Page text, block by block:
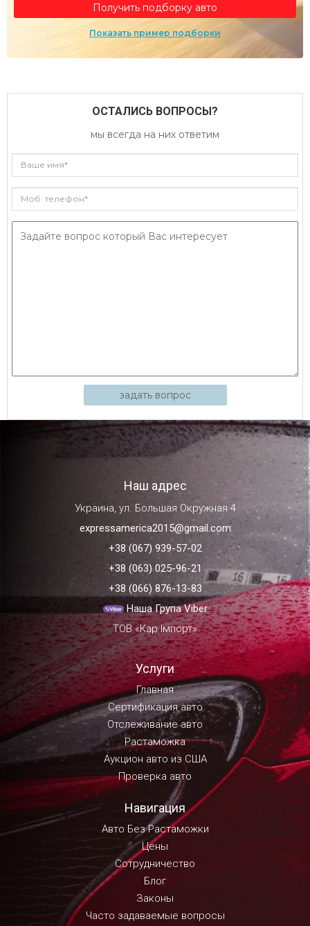
Получить подборку авто
Показать пример подборки
ОСТАЛИСЬ ВОПРОСЫ?
мы всегда на них ответим
задать вопрос
Наш адрес
Украина, ул. Большая Окружная 4
expressamerica2015@gmail.com
+38 (067) 939-57-02
+38 (063) 025-96-21
+38 (066) 876-13-83
Наша Група Viber
ТОВ «Кар Імпорт»
Услуги
Главная
Сертификация авто
Отслеживание авто
Растаможка
Аукцион авто из США
Проверка авто
Навигация
Авто Без Растаможки
Цены
Сотрудничество
Блог
Законы
Часто задаваемые вопросы